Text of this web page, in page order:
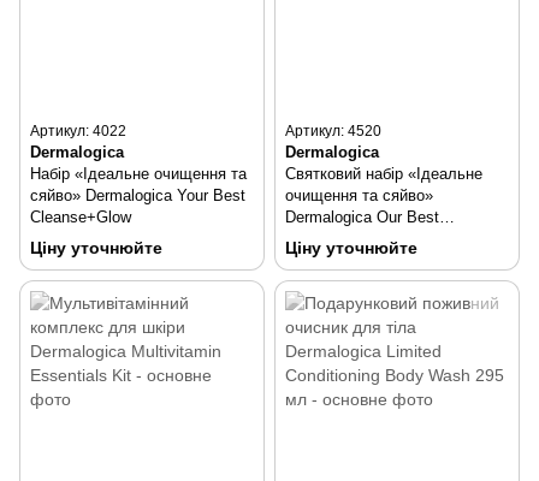
Артикул: 4022
Dermalogica
Набір «Ідеальне очищення та
сяйво» Dermalogica Your Best
Cleanse+Glow
Ціну уточнюйте
Артикул: 4520
Dermalogica
Святковий набір «Ідеальне
очищення та сяйво»
Dermalogica Our Best
Cleanse+Glow
Ціну уточнюйте